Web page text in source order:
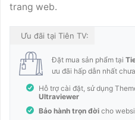
trang web.
Ưu đãi tại Tiên TV:
Đặt mua sản phẩm tại
ưu đãi hấp dẫn nhất
Hỗ trợ cài đặt, sử dụng
Ultraviewer
Bảo hành trọn đời cho